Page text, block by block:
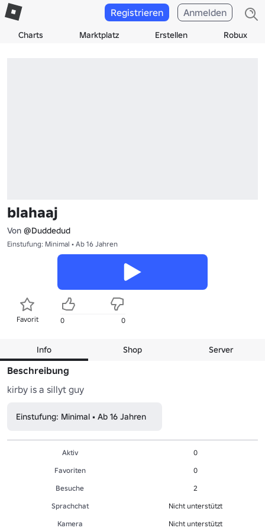
Charts Marktplatz Erstellen Robux
Registrieren Anmelden
blahaaj
Von @Duddedud
Einstufung: Minimal • Ab 16 Jahren
Favorit 0 0
Info Shop Server
Beschreibung
kirby is a sillyt guy
Einstufung: Minimal • Ab 16 Jahren
Aktiv
0
Favoriten
0
Besuche
2
Sprachchat
Nicht unterstützt
Kamera
Nicht unterstützt